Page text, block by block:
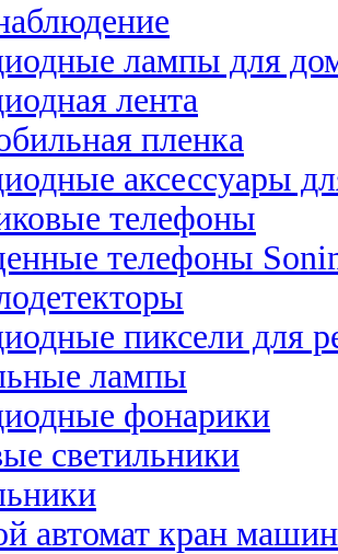
лампы для
лента
пленка
аксессуары
телефоны
телефоны
пиксели для
лампы
фонарики
светильники
автомат кран